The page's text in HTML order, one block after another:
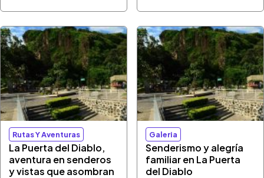
Rutas Y Aventuras
La Puerta del Diablo,
aventura en senderos
y vistas que asombran
Galeria
Senderismo y alegría
familiar en La Puerta
del Diablo